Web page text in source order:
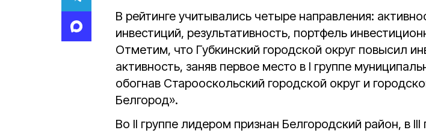
В рейтинге учитывались четыре направления:
инвестиций, результативность, портфель
Отметим, что Губкинский городской округ повысил
активность, заняв первое место в I группе
обогнав Старооскольский городской округ и
Белгород».
Во II группе лидером признан Белгородский район, в